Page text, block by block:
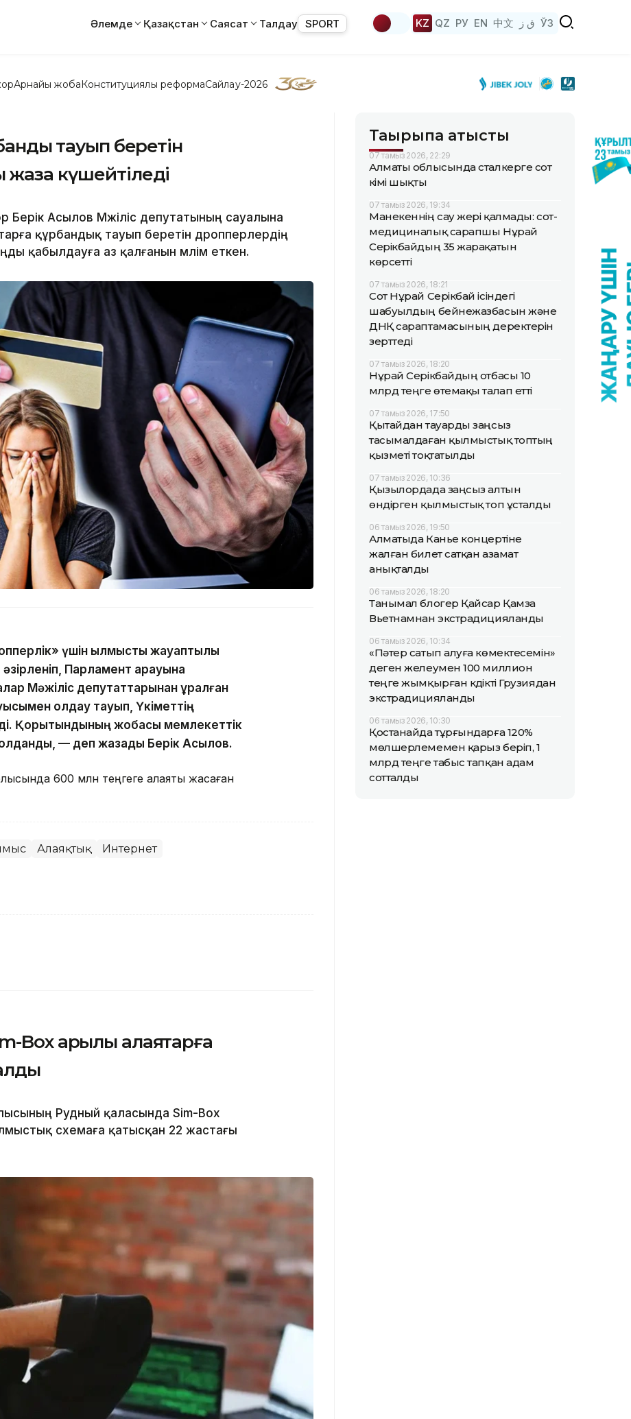
Әлемде Қазақстан Саясат Талдау SPORT KZ QZ РУ EN 中文 ق ز ЎЗ
Арнайы жобаКонституциялық реформаСайлау-2026
тауып беретін
жаза күшейтіледі
Берік Асылов Мәжіліс депутатының сауалына
құрбандық тауып беретін дропперлердің
қабылдауға аз қалғанын мәлім еткен.
үшін қылмыстық жауаптылық
Парламент қарауына
Мəжіліс депутаттарынан құралған
қолдау тауып, Үкіметтің
Қорытындының жобасы мемлекеттік
— деп жазады Берік Асылов.
600 млн теңгеге алаяқтық жасаған
Алаяқтық Интернет
арқылы алаяқтарға
Рудный қаласында Sim-Box
схемаға қатысқан 22 жастағы
Тақырыпқа қатысты
07 тамыз 2026, 22:29
Алматы облысында сталкерге сот
үкімі шықты
07 тамыз 2026, 19:34
Манекеннің сау жері қалмады: сот-
медициналық сарапшы Нұрай
Серікбайдың 35 жарақатын
көрсетті
07 тамыз 2026, 18:21
Сот Нұрай Серікбай ісіндегі
шабуылдың бейнежазбасын және
ДНҚ сараптамасының деректерін
зерттеді
07 тамыз 2026, 18:20
Нұрай Серікбайдың отбасы 10
млрд теңге өтемақы талап етті
07 тамыз 2026, 17:50
Қытайдан тауарды заңсыз
тасымалдаған қылмыстық топтың
қызметі тоқтатылды
07 тамыз 2026, 10:36
Қызылордада заңсыз алтын
өндірген қылмыстық топ ұсталды
06 тамыз 2026, 19:50
Алматыда Канье концертіне
жалған билет сатқан азамат
анықталды
06 тамыз 2026, 18:20
Танымал блогер Қайсар Қамза
Вьетнамнан экстрадицияланды
06 тамыз 2026, 10:34
«Пәтер сатып алуға көмектесемін»
деген желеумен 100 миллион
теңге жымқырған күдікті Грузиядан
экстрадицияланды
06 тамыз 2026, 10:30
Қостанайда тұрғындарға 120%
мөлшерлемемен қарыз беріп, 1
млрд теңге табыс тапқан адам
сотталды